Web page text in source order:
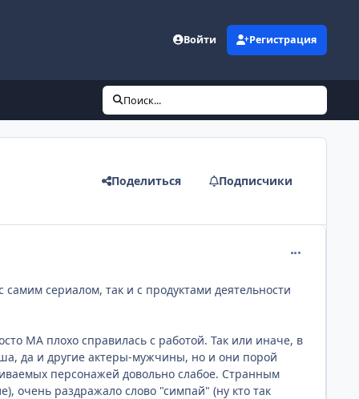
Войти Регистрация
Поиск...
Поделиться Подписчики
сериалом, так и с продуктами деятельности
МА плохо справилась с работой. Так или иначе, в
да и другие актеры-мужчины, но и они порой
персонажей довольно слабое. Странным
очень раздражало слово "симпай" (ну кто так